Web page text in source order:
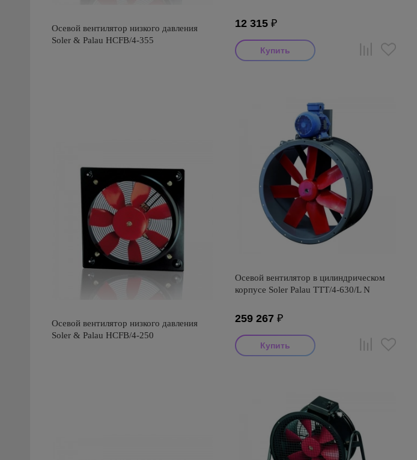
Осевой вентилятор низкого давления
Soler & Palau HCFB/4-355
12 315₽
Осевой вентилятор низкого давления
Soler & Palau HCFB/4-250
Осевой вентилятор в цилиндрическом
корпусе Soler Palau TTT/4-630/L N
259 267₽